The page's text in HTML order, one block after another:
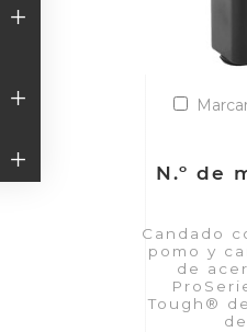
N.º de
Candado
pomo y
de
Tough®